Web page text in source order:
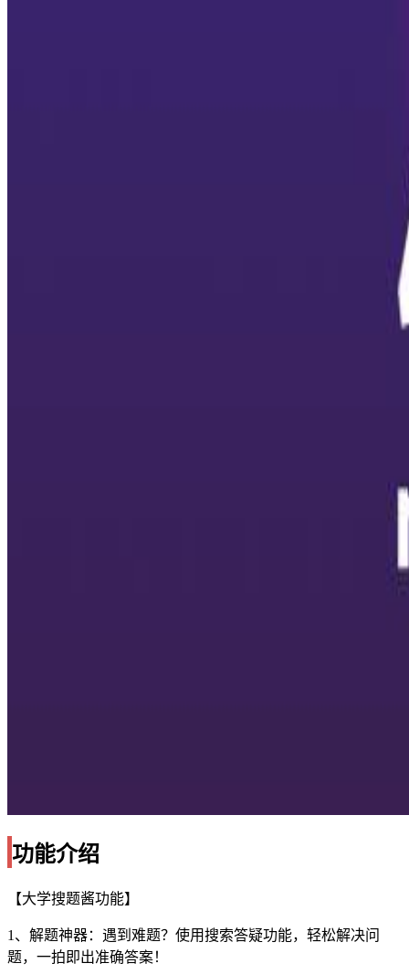
功能介绍
【大学搜题酱功能】
1、解题神器：遇到难题？使用搜索答疑功能，轻松解决问
题，一拍即出准确答案！